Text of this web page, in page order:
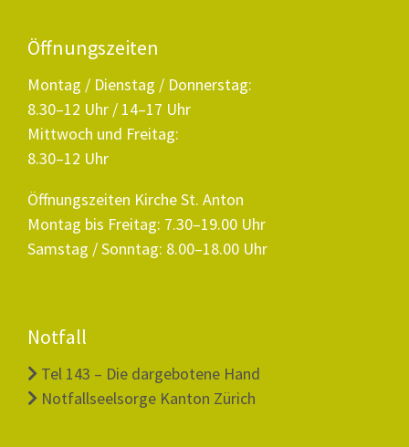
Öffnungszeiten
Montag / Dienstag / Donnerstag:
8.30–12 Uhr / 14–17 Uhr
Mittwoch und Freitag:
8.30–12 Uhr
Öffnungszeiten Kirche St. Anton
Montag bis Freitag: 7.30–19.00 Uhr
Samstag / Sonntag: 8.00–18.00 Uhr
Notfall
Tel 143 – Die dargebotene Hand
Notfallseelsorge Kanton Zürich